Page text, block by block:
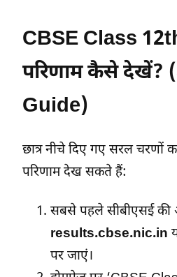
CBSE Class
परिणाम कैसे देखें?
Guide)
छात्र नीचे दिए गए सरल चरणों
परिणाम देख सकते हैं:
सबसे पहले सीबीएसई की
results.cbse.nic.in
पर जाएं।